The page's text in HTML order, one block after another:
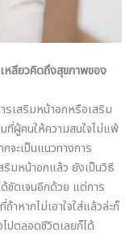
หลียวคิดถึงสุขภาพของ
รเสริมหน้าอกหรือเสริม
ผู้คนให้ความสนใจไม่แพ้
จะเป็นแนวทางการ
มหน้าอกแล้ว ยังเป็นวิธี
ชัดเจนอีกด้วย แต่การ
หากไม่เอาใจใส่แล้วล่ะก็
ปตลอดชีวิตเลยก็ได้